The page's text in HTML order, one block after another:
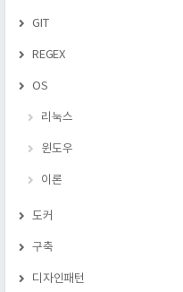
GIT
REGEX
OS
리눅스
윈도우
이론
도커
구축
디자인패턴